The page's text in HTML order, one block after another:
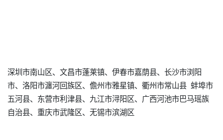
深圳市南山区、文昌市蓬莱镇、伊春市嘉荫县、长沙市浏阳
市、洛阳市瀍河回族区、儋州市雅星镇、衢州市常山县 蚌埠市
五河县、东营市利津县、九江市浔阳区、广西河池市巴马瑶族
自治县、重庆市武隆区、无锡市滨湖区